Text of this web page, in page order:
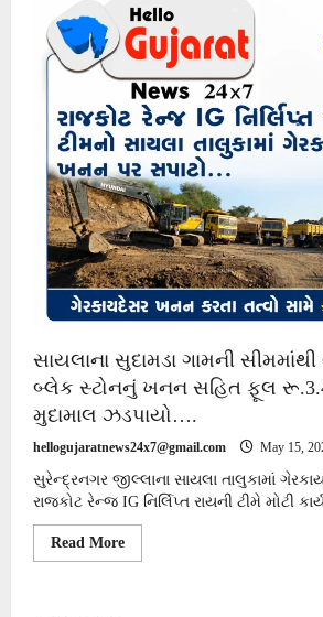
સાયલાના સુદામડા ગામની
બ્લેક સ્ટોનનું ખનન સહિત ફૂલ
મુદામાલ ઝડપાયો….
hellogujaratnews24x7@gmail.com May 15,
સુરેન્દ્રનગર જીલ્લાના સાયલા તાલુકામાં
રાજકોટ રેન્જ IG નિર્લિપ્ત રાયની ટીમે મોટી
Read MoreRead